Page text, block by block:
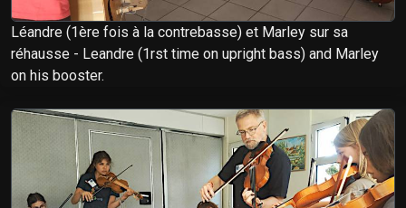
Léandre (1ère fois à la contrebasse) et Marley sur sa
réhausse - Leandre (1rst time on upright bass) and Marley
on his booster.